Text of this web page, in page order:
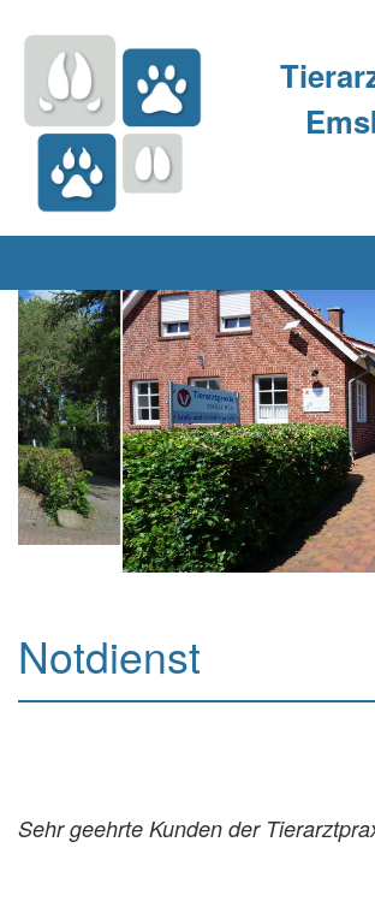
Über uns
Kleintierpraxis
Großtierpraxis
Kontakt & Anfahrt
Notdienst
Sehr geehrte Kunden der